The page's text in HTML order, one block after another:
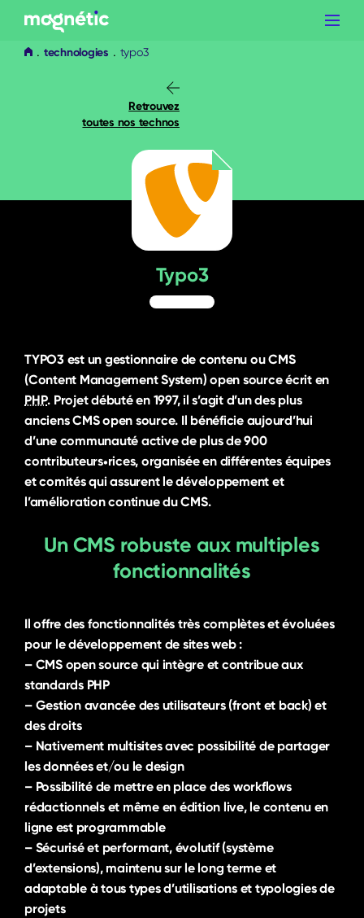
contenu
technologies typo3
Retrouvez
toutes nos technos
Typo3
TYPO3 est un gestionnaire de contenu ouCMS
(Content Management System) open sourceécrit en
PHP. Projet débuté en 1997, il s’agit d’un des plus
anciensCMS open source. Il bénéficie aujourd’hui
d’une communauté active de plus de 900
contributeurs•rices, organisée en différentes équipes
et comités qui assurent le développement et
l’amélioration continue duCMS.
UnCMS robuste aux multiples
fonctionnalités
Il offre des fonctionnalités très complètes et évoluées
pour le développement de sites web :
– CMS open sourcequi intègre et contribue aux
standards PHP
– Gestion avancée des utilisateurs (frontet back) et
des droits
– Nativement multisites avec possibilité de partager
les données et/ou le design
– Possibilité de mettre en place des workflows
rédactionnels et même en édition live,le contenu en
ligne est programmable
– Sécurisé et performant, évolutif (système
d’extensions), maintenu sur le long terme et
adaptable à tous types d’utilisations et typologies de
projets